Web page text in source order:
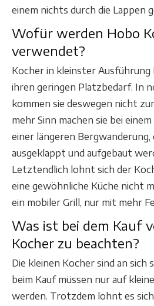
einem nichts durch die Lappen
Wofür werden Hobo
verwendet?
Kocher in kleinster Ausführung
ihren geringen Platzbedarf. In
kommen sie deswegen nicht
mehr Sinn machen sie bei
einer längeren Bergwanderung,
ausgeklappt und aufgebaut
Letztendlich lohnt sich der
eine gewöhnliche Küche nicht
ein mobiler Grill, nur mit mehr
Was ist bei dem Kauf
Kocher zu beachten?
Die kleinen Kocher sind an sich
beim Kauf müssen nur auf
werden. Trotzdem lohnt es